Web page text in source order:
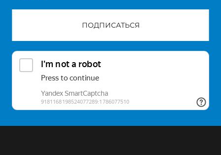
ПОДПИСАТЬСЯ